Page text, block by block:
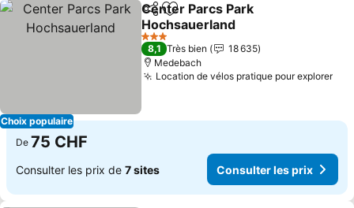
Choix populaire
PartagerAjouter à mes favoris
Center Parcs Park
Hochsauerland
Consulter les prix
3 Étoiles
8,1 Très bien
18 635
Medebach
Location de vélos pratique pour explorer
De 75 CHF
Consulter les prix de 7 sites Consulter les prix